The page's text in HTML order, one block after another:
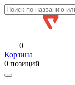
0
Корзина
0 позиций